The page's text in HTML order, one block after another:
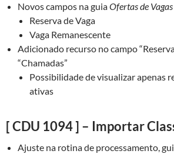
Novos campos na guiaOfertas de
Reserva de Vaga
Vaga Remanescente
Adicionado recurso no campo
“Chamadas”
Possibilidade de visualizar apenas
ativas
[ CDU 1094 ] – Importar
Ajuste na rotina de processamento,